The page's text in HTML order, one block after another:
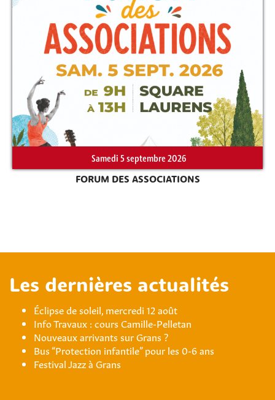
Samedi 5 septembre 2026
FORUM DES ASSOCIATIONS
Les dernières actualités
Éclipse de soleil, mercredi 12 août
Info Travaux : cours Camille-Pelletan
Nouveaux arrivants sur Grans ?
Bus “Protection infantile” pour les 0-6 ans
Festival Jazz à Grans